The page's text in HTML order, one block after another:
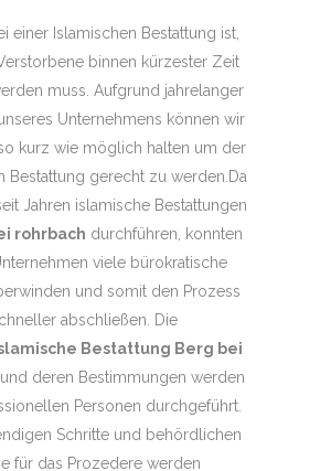
einer Islamischen Bestattung ist,
binnen kürzester Zeit
muss. Aufgrund jahrelanger
Unternehmens können wir
kurz wie möglich halten um der
Bestattung gerecht zu werden.Da
Jahren islamische Bestattungen
rohrbach durchführen, konnten
viele bürokratische
und somit den Prozess
abschließen. Die
Bestattung Berg bei
und deren Bestimmungen werden
Personen durchgeführt.
Schritte und behördlichen
für das Prozedere werden